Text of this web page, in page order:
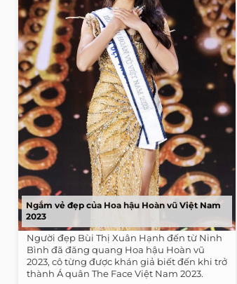
Ngắm vẻ đẹp của Hoa hậu Hoàn vũ Việt Nam
2023
Người đẹp Bùi Thị Xuân Hạnh đến từ Ninh
Bình đã đăng quang Hoa hậu Hoàn vũ
2023, cô từng được khán giả biết đến khi trở
thành Á quân The Face Việt Nam 2023.